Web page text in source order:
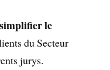
simplifier le
du Secteur
jurys.